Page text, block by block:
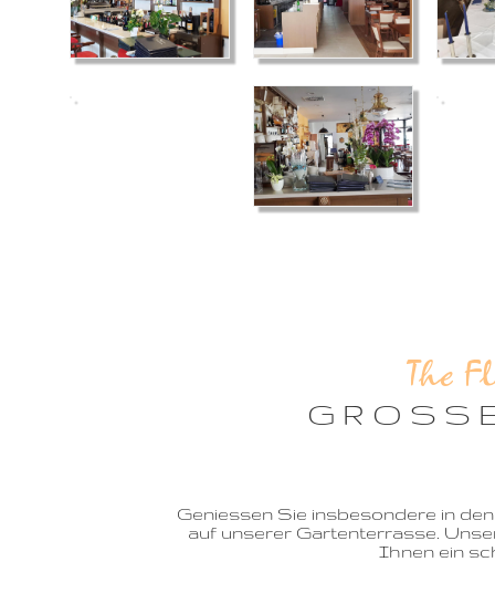
The
G R O S S
Geniessen Sie insbesondere in
auf unserer Gartenterrasse.
Ihnen ein